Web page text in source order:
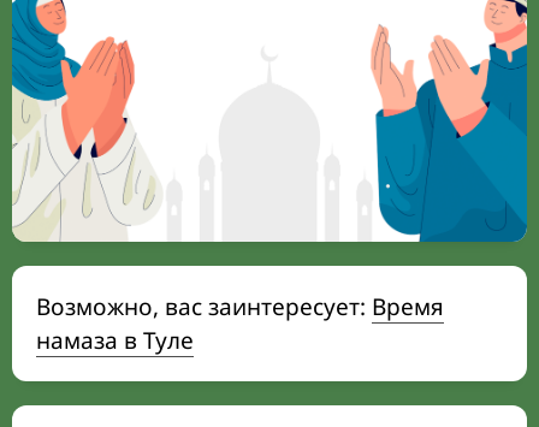
Возможно, вас заинтересует: Время
намаза в Туле